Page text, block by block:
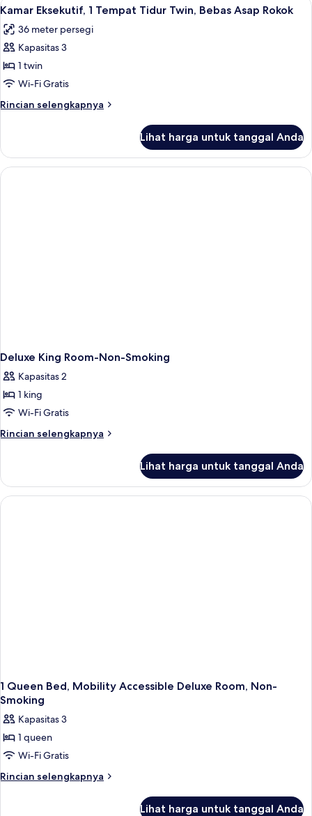
Rokok
Tempat
King,
Bebas
Rokok
semua
foto
untuk
Kamar
Eksekutif,
1
Tempat
Twin,
Bebas
Asap
5
Kamar Eksekutif, 1 Tempat Tidur Twin, Bebas Asap Rokok
36 meter persegi
Kapasitas 3
1 twin
Wi-Fi Gratis
Rincian selengkapnya
Rincian
Kamar
Eksekutif,
1
Lihat harga untuk tanggal Anda
Deluxe King Room-Non-Smoking
Kapasitas 2
1 king
Wi-Fi Gratis
Rincian selengkapnya
Rincian
Deluxe
King
Room-
Lihat harga untuk tanggal Anda
1 Queen Bed, Mobility Accessible Deluxe Room, Non-
Smoking
Kapasitas 3
1 queen
Wi-Fi Gratis
Rincian selengkapnya
Rincian
Lihat harga untuk tanggal Anda